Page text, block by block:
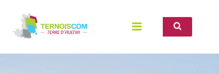
contenu